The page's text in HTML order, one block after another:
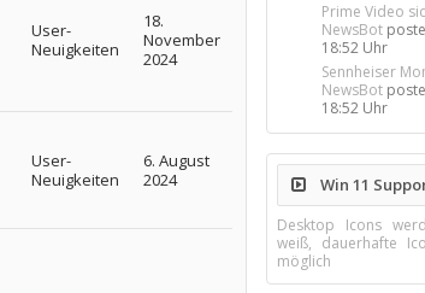
User-
Neuigkeiten
18.
November
2024
User-
Neuigkeiten
6. August
2024
Prime Video
NewsBot
18:52 Uhr
Sennheiser
NewsBot
18:52 Uhr
Win 11
Desktop Icons
weiß, dauerhafte
möglich